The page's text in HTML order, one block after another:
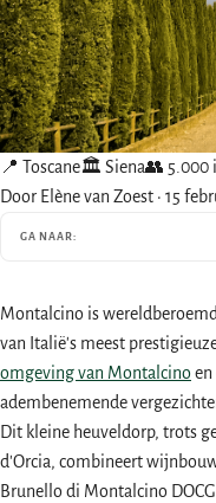
📍 Toscane🏛 Siena👥 5.000
Door Elène van Zoest · 15
GA NAAR:
Montalcino is
van Italië's meest
omgeving van Montalcino
adembenemende
Dit kleine heuveldorp, trots
d'Orcia, combineert
Brunello di Montalcino